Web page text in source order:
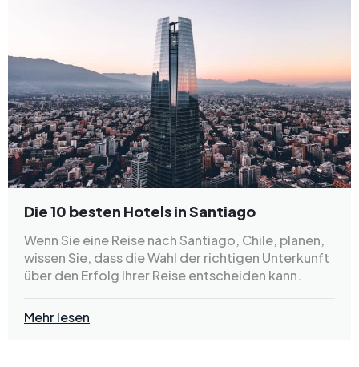
Die 10 besten Hotels in Santiago
Wenn Sie eine Reise nach Santiago, Chile, planen,
wissen Sie, dass die Wahl der richtigen Unterkunft
über den Erfolg Ihrer Reise entscheiden kann.
Mehr lesen